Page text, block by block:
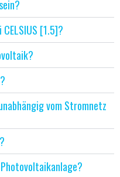
[1.5]?
vom Stromnetz